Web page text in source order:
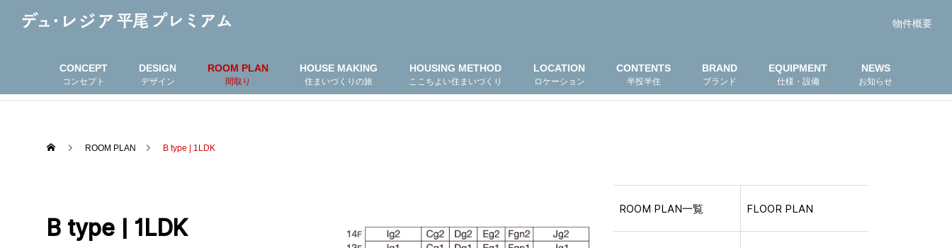
物件概要
CONCEPT
コンセプト
DESIGN
デザイン
ROOM PLAN
間取り
HOUSE MAKING
住まいづくりの旅
HOUSING METHOD
ここちよい住まいづくり
LOCATION
ロケーション
CONTENTS
半投半住
BRAND
ブランド
EQUIPMENT
仕様・設備
NEWS
お知らせ
ROOM PLAN B type | 1LDK
B type | 1LDK
ROOM PLAN一覧 FLOOR PLAN